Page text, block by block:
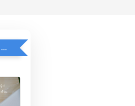
HAVE A BOOK DAY!貼紙包加價購